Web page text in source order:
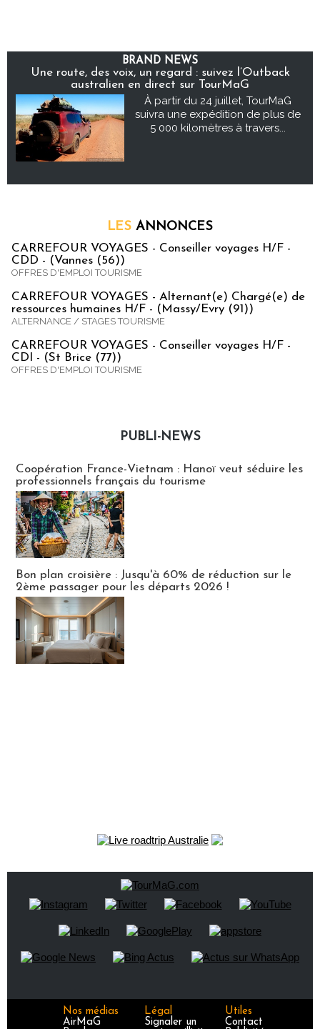
BRAND NEWS
Une route, des voix, un regard : suivez l’Outback
australien en direct sur TourMaG
À partir du 24 juillet, TourMaG
suivra une expédition de plus de
5 000 kilomètres à travers...
LES ANNONCES
CARREFOUR VOYAGES - Conseiller voyages H/F -
CDD - (Vannes (56))
OFFRES D'EMPLOI TOURISME
CARREFOUR VOYAGES - Alternant(e) Chargé(e) de
ressources humaines H/F - (Massy/Evry (91))
ALTERNANCE / STAGES TOURISME
CARREFOUR VOYAGES - Conseiller voyages H/F -
CDI - (St Brice (77))
OFFRES D'EMPLOI TOURISME
PUBLI-NEWS
Coopération France-Vietnam : Hanoï veut séduire les
professionnels français du tourisme
Bon plan croisière : Jusqu'à 60% de réduction sur le
2ème passager pour les départs 2026 !
Nos médias
AirMaG
Légal
Signaler un
Utiles
Contact